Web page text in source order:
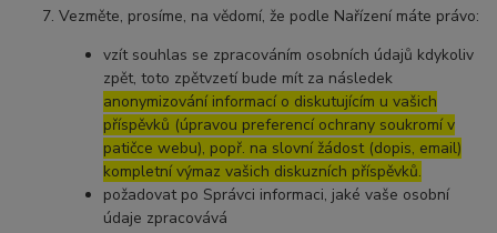
Vezměte, prosíme, na vědomí, že podle Nařízení máte právo:
vzít souhlas se zpracováním osobních údajů kdykoliv
zpět, toto zpětvzetí bude mít za následek
anonymizování informací o diskutujícím u vašich
příspěvků (úpravou preferencí ochrany soukromí v
patičce webu), popř. na slovní žádost (dopis, email)
kompletní výmaz vašich diskuzních příspěvků.
požadovat po Správci informaci, jaké vaše osobní
údaje zpracovává